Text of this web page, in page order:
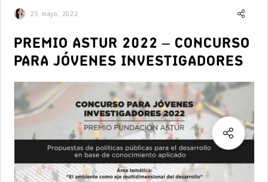
25 mayo, 2022
PREMIO ASTUR 2022 – CONCURSO
PARA JÓVENES INVESTIGADORES